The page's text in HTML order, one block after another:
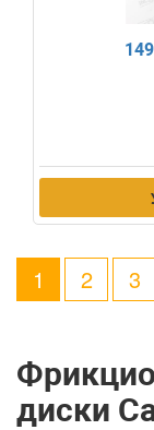
1 2 3
диски